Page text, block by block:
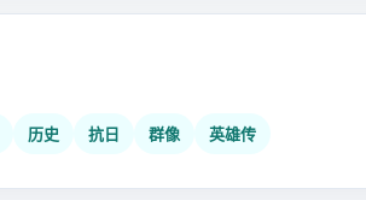
历史 抗日 群像 英雄传